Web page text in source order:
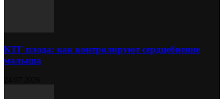
КТГ плода: как контролируют сердцебиение
малыша